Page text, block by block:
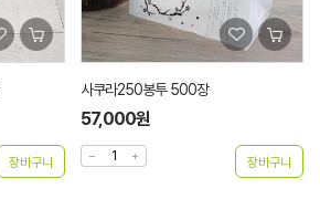
사쿠라250봉투 500장
57,000원